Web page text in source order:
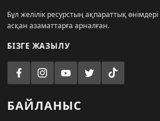
Бұл желілік ресурстың ақпараттық
асқан азаматтарға арналған.
БІЗГЕ ЖАЗЫЛУ
БАЙЛАНЫС